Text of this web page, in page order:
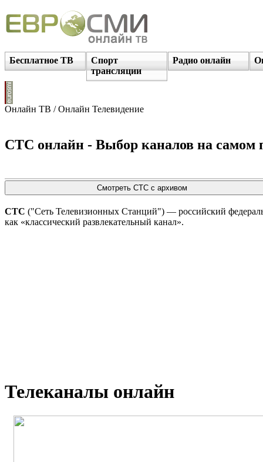
Бесплатное ТВ
Спорт
трансляции
Радио онлайн
Онлайн ТВ / Онлайн Телевидение
СТС онлайн - Выбор каналов на самом
СТС ("Сеть Телевизионных Станций") — российский
как «классический развлекательный канал».
Телеканалы онлайн